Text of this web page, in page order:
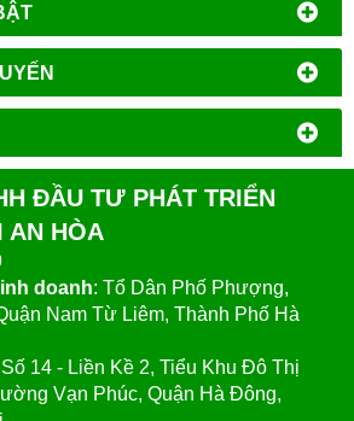
ĐẦU TƯ PHÁT TRIỂN
AN HÒA
doanh: Tổ Dân Phố Phượng,
Nam Từ Liêm, Thành Phố Hà
Số 14 - Liền Kề 2, Tiểu Khu Đô Thị
Vạn Phúc, Quận Hà Đông,